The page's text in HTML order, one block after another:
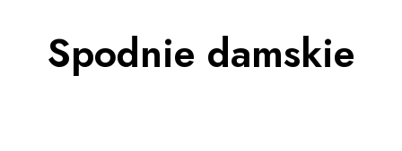
Spodnie damskie